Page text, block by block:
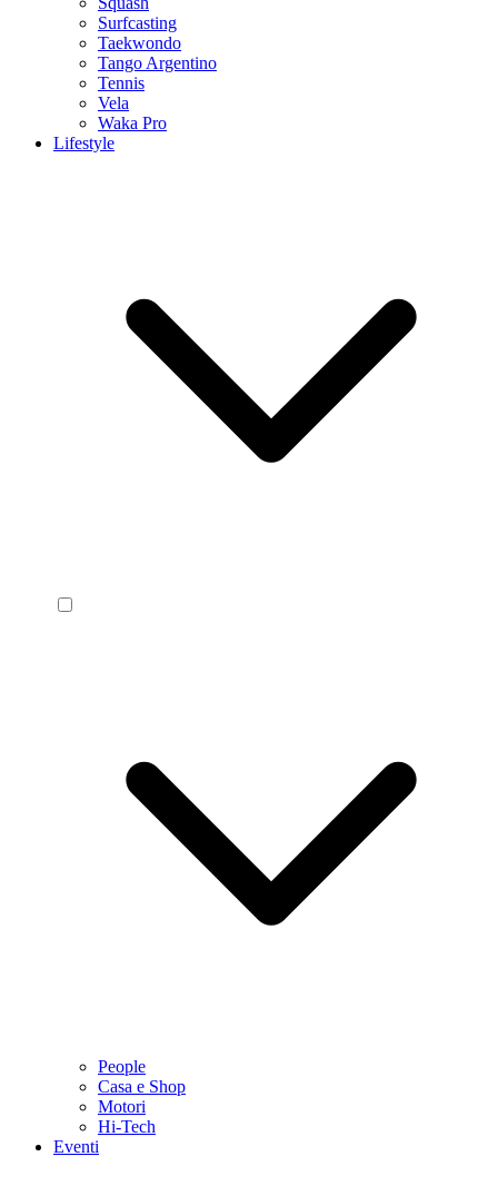
Surfcasting
Taekwondo
Tango Argentino
Tennis
Vela
Waka Pro
Lifestyle
People
Casa e Shop
Motori
Hi-Tech
Eventi